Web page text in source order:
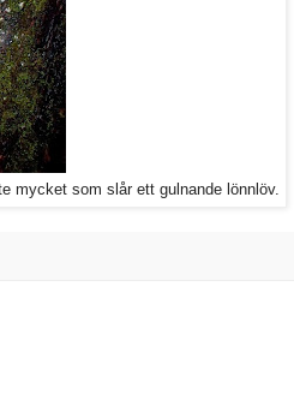
mycket som slår ett gulnande lönnlöv.